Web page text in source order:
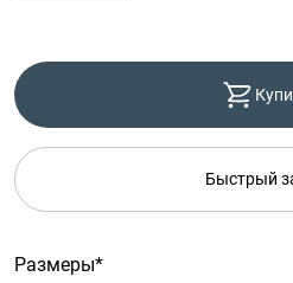
Быстрый
Размеры